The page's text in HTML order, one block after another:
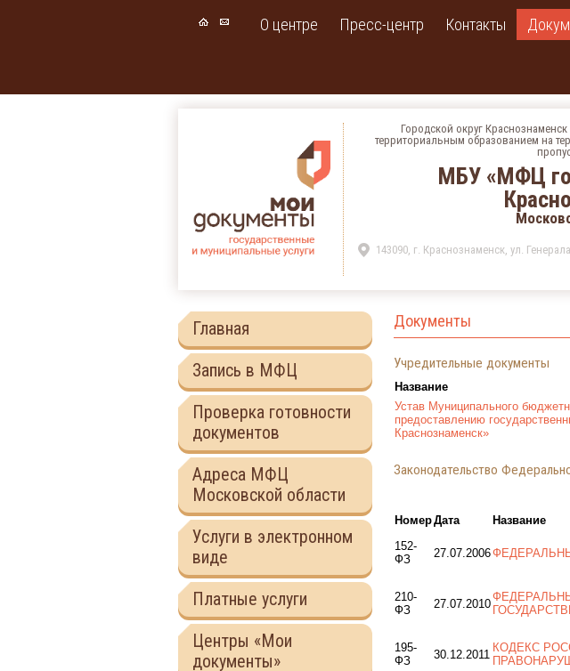
О центре Пресс-центр Контакты
Городской округ
территориальным образованием на
МБУ «МФЦ
143090, г. Краснознаменск, ул.
Главная
Запись в МФЦ
Проверка готовности
документов
Адреса МФЦ
Московской области
Услуги в электронном
виде
Платные услуги
Центры «Мои
документы»
Документы
Учредительные документы
Название
Устав Муниципального
предоставлению
Краснознаменск»
Законодательство
НомерДата Название
152-
ФЗ
27.07.2006
210-
ФЗ
27.07.2010
195-
ФЗ
30.12.2011
КОДЕКС